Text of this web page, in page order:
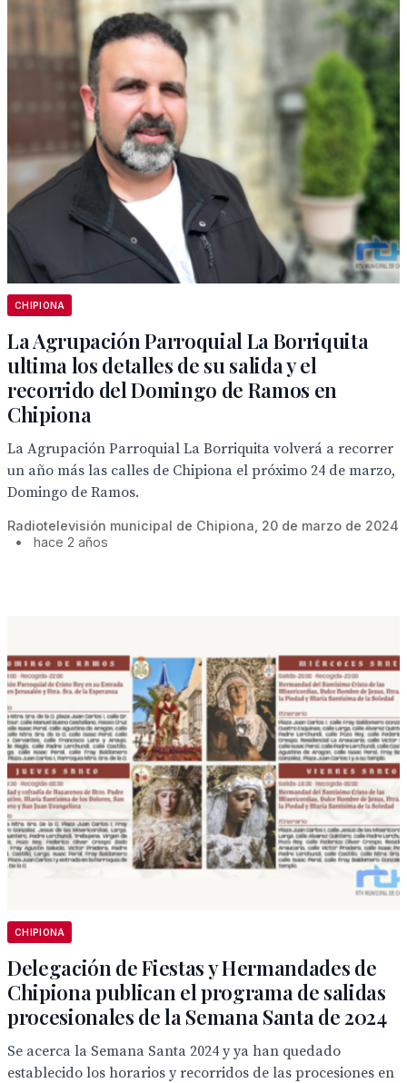
CHIPIONA
La Agrupación Parroquial La Borriquita
ultima los detalles de su salida y el
recorrido del Domingo de Ramos en
Chipiona
La Agrupación Parroquial La Borriquita volverá a recorrer
un año más las calles de Chipiona el próximo 24 de marzo,
Domingo de Ramos.
Radiotelevisión municipal de Chipiona, 20 de marzo de 2024
•
hace 2 años
CHIPIONA
Delegación de Fiestas y Hermandades de
Chipiona publican el programa de salidas
procesionales de la Semana Santa de 2024
Se acerca la Semana Santa 2024 y ya han quedado
establecido los horarios y recorridos de las procesiones en